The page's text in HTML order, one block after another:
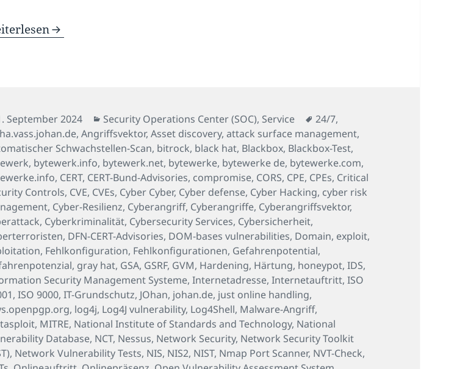
ist keine Kür, sondern eine Pflicht!
September 2024 Kategorien
Security Operations Center (SOC), Service Schlagwörter
24/7,
,Angriffsvektor,Asset discovery,attack surface management,
Schwachstellen-Scan, bitrock, black hat, Blackbox, Blackbox-Test,
, bytewerk.info, bytewerk.net, bytewerke, bytewerke de, bytewerke.com,
, CERT, CERT-Bund-Advisories, compromise, CORS, CPE, CPEs, Critical
Controls, CVE, CVEs, Cyber Cyber, Cyber defense, Cyber Hacking, cyber risk
, Cyber-Resilienz, Cyberangriff, Cyberangriffe, Cyberangriffsvektor,
, Cyberkriminalität, Cybersecurity Services, Cybersicherheit,
, DFN-CERT-Advisories, DOM-bases vulnerabilities, Domain, exploit,
, Fehlkonfiguration, Fehlkonfigurationen, Gefahrenpotential,
, gray hat, GSA, GSRF, GVM, Hardening, Härtung, honeypot,IDS,
Security Management Systeme,Internetadresse,Internetauftritt,ISO
,ISO 9000,IT-Grundschutz, JOhan, johan.de, just online handling,
, log4j, Log4J vulnerability, Log4Shell, Malware-Angriff,
, MITRE, National Institute of Standards and Technology, National
Database, NCT, Nessus, Network Security, Network Security Toolkit
, Network Vulnerability Tests, NIS, NIS2, NIST, Nmap Port Scanner, NVT-Check,